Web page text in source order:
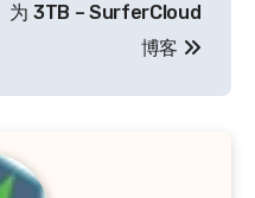
为 3TB – SurferCloud
博客